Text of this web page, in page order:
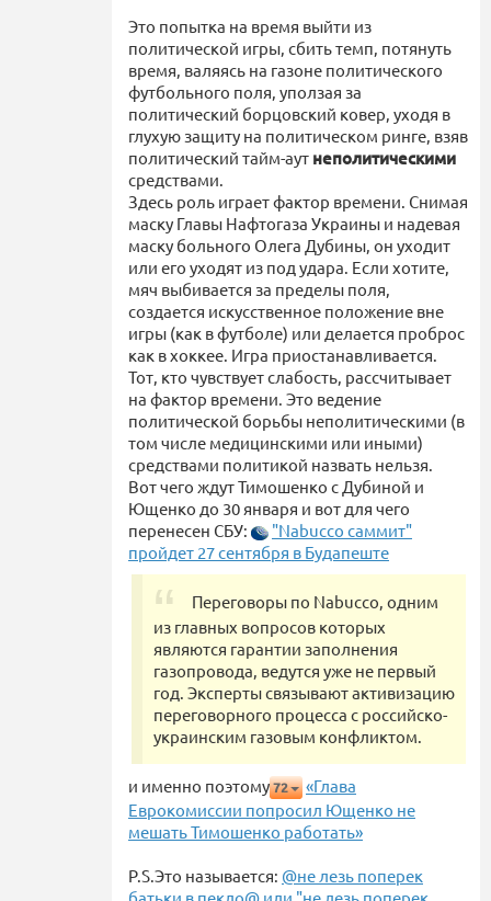
Это попытка на время выйти из
политической игры, сбить темп, потянуть
время, валяясь на газоне политического
футбольного поля, уползая за
политический борцовский ковер, уходя в
глухую защиту на политическом ринге, взяв
политический тайм-аут неполитическими
средствами.
Здесь роль играет фактор времени. Снимая
маску Главы Нафтогаза Украины и надевая
маску больного Олега Дубины, он уходит
или его уходят из под удара. Если хотите,
мяч выбивается за пределы поля,
создается искусственное положение вне
игры (как в футболе) или делается проброс
как в хоккее. Игра приостанавливается.
Тот, кто чувствует слабость, рассчитывает
на фактор времени. Это ведение
политической борьбы неполитическими (в
том числе медицинскими или иными)
средствами политикой назвать нельзя.
Вот чего ждут Тимошенко с Дубиной и
Ющенко до 30 января и вот для чего
перенесен СБУ:
"Nabucco саммит"
пройдет 27 сентября в Будапеште
Переговоры по Nabucco, одним
из главных вопросов которых
являются гарантии заполнения
газопровода, ведутся уже не первый
год. Эксперты связывают активизацию
переговорного процесса с российско-
украинским газовым конфликтом.
и именно поэтому72
«Глава
Еврокомиссии попросил Ющенко не
мешать Тимошенко работать»
P.S.Это называется: @не лезь поперек